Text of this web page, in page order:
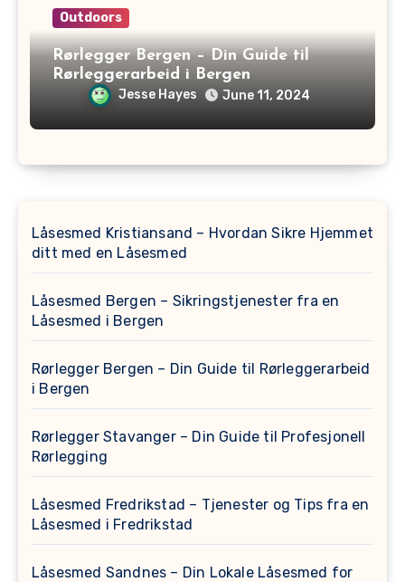
Outdoors
Rørlegger Bergen – Din Guide til
Rørleggerarbeid i Bergen
Jesse Hayes June 11, 2024
Låsesmed Kristiansand – Hvordan Sikre Hjemmet
ditt med en Låsesmed
Låsesmed Bergen – Sikringstjenester fra en
Låsesmed i Bergen
Rørlegger Bergen – Din Guide til Rørleggerarbeid
i Bergen
Rørlegger Stavanger – Din Guide til Profesjonell
Rørlegging
Låsesmed Fredrikstad – Tjenester og Tips fra en
Låsesmed i Fredrikstad
Låsesmed Sandnes – Din Lokale Låsesmed for